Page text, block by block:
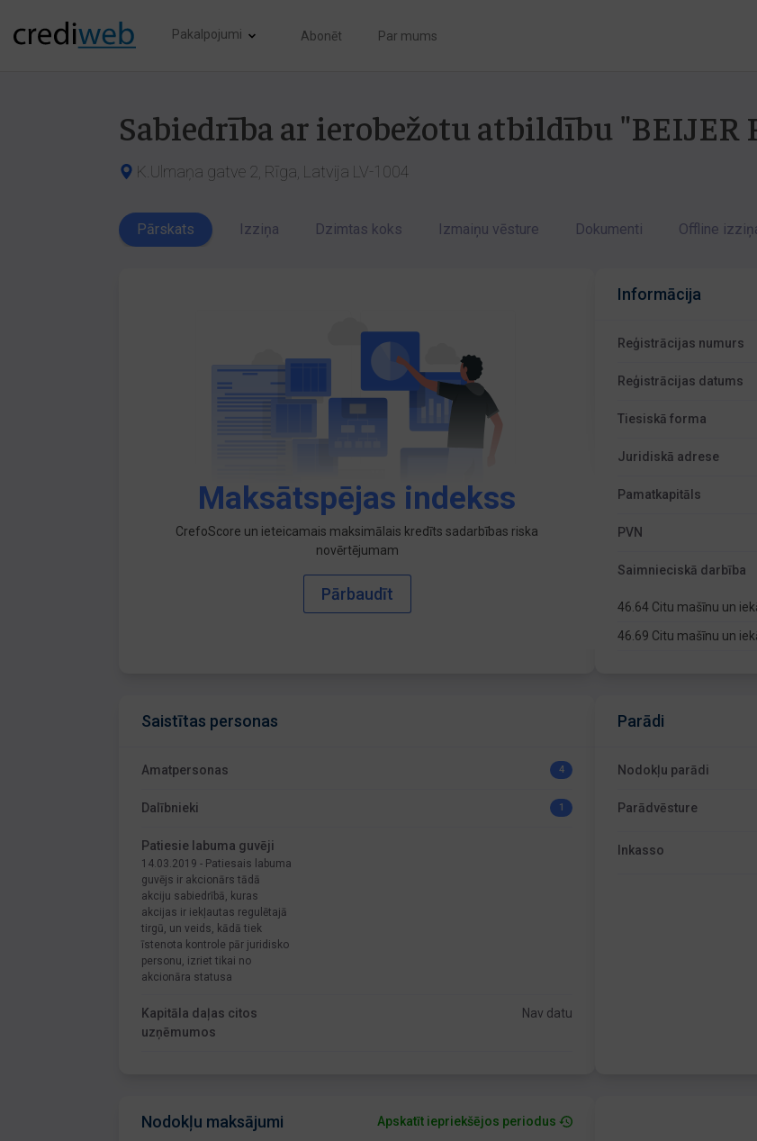
Pakalpojumi Abonēt Par mums
Sabiedrība ar ierobežotu atbildību "BEIJER
K.Ulmaņa gatve 2, Rīga, Latvija LV-1004
Pārskats Izziņa Dzimtas koks Izmaiņu vēsture Dokumenti Offline
Maksātspējas indekss
CrefoScore un ieteicamais maksimālais kredīts sadarbības riska
novērtējumam
Pārbaudīt
Informācija
Reģistrācijas numurs
Reģistrācijas datums
Tiesiskā forma
Juridiskā adrese
Pamatkapitāls
PVN
Saimnieciskā darbība
46.64 Citu mašīnu un
46.69 Citu mašīnu un
Saistītas personas
Amatpersonas 4
Dalībnieki 1
Patiesie labuma guvēji
14.03.2019 - Patiesais labuma
guvējs ir akcionārs tādā
akciju sabiedrībā, kuras
akcijas ir iekļautas regulētajā
tirgū, un veids, kādā tiek
īstenota kontrole pār juridisko
personu, izriet tikai no
akcionāra statusa
Kapitāla daļas citos
uzņēmumos
Nav datu
Parādi
Nodokļu parādi
Parādvēsture
Inkasso
Nodokļu maksājumi Apskatīt iepriekšējos periodus